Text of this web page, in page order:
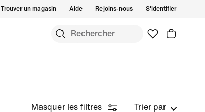
Trouver un magasin Aide Rejoins-nous S'identifier
Masquer les filtres Trier par